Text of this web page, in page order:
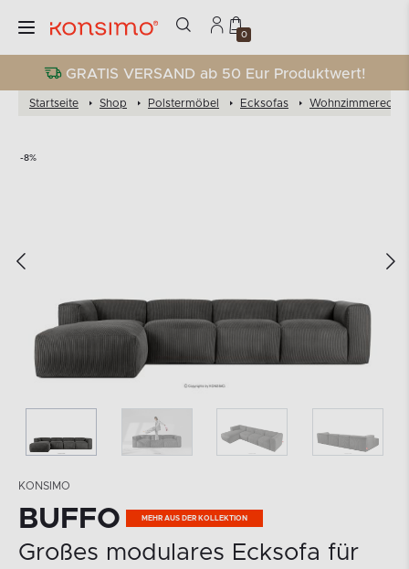
0
GRATIS VERSAND ab 50 Eur Produktwert!
Startseite Shop Polstermöbel Ecksofas
-8%
KONSIMO
BUFFO MEHR AUS DER KOLLEKTION
Großes modulares Ecksofa für